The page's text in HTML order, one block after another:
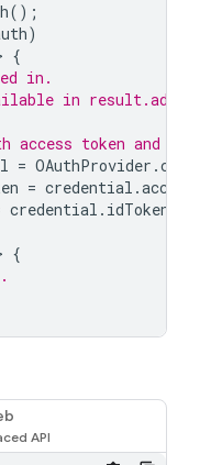
();
)
{
in.
in
access token and ID
= OAuthProvider .
= credential .
credential . idToken
{